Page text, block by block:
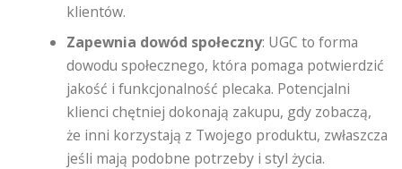
klientów.
Zapewnia dowód społeczny: UGC to forma
dowodu społecznego, która pomaga potwierdzić
jakość i funkcjonalność plecaka. Potencjalni
klienci chętniej dokonają zakupu, gdy zobaczą,
że inni korzystają z Twojego produktu, zwłaszcza
jeśli mają podobne potrzeby i styl życia.